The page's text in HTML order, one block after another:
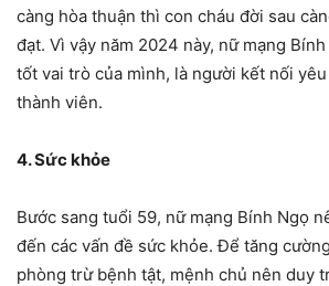
càng hòa thuận thì con cháu đời sau
đạt. Vì vậy năm 2024 này, nữ mạng
tốt vai trò của mình, là người kết nối
thành viên.
4. Sức khỏe
Bước sang tuổi 59, nữ mạng Bính Ngọ
đến các vấn đề sức khỏe. Để tăng
phòng trừ bệnh tật, mệnh chủ nên duy